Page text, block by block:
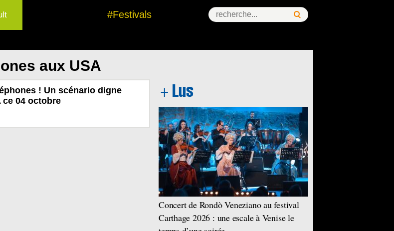
#Festivals
aux USA
! Un scénario digne
ce 04 octobre
Concert de Rondò Veneziano au festival
Carthage 2026 : une escale à Venise le